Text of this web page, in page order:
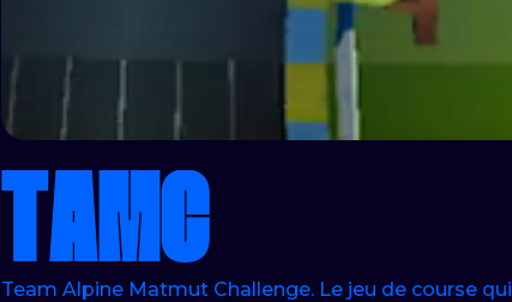
TAMC
Team Alpine Matmut Challenge. Le jeu de course qui